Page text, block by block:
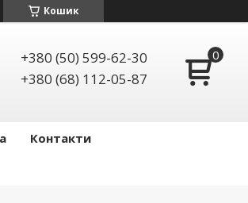
Кошик
+380 (50) 599-62-30
+380 (68) 112-05-87
Контакти